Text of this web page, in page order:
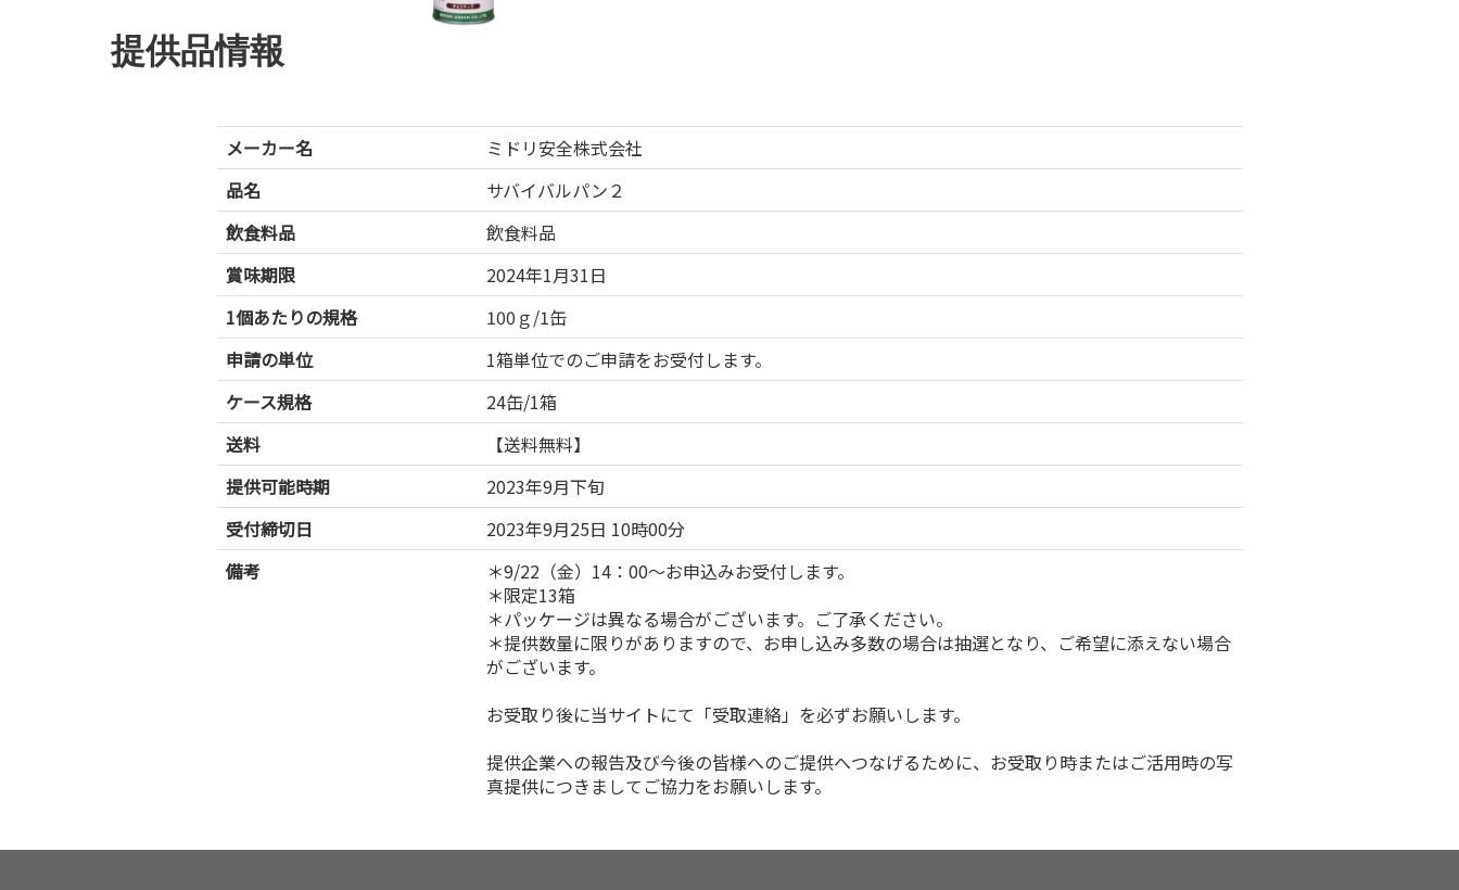
提供品情報
メーカー名
ミドリ安全株式会社
品名
サバイバルパン２
飲食料品
飲食料品
賞味期限
2024年1月31日
1個あたりの規格
100ｇ/1缶
申請の単位
1箱単位でのご申請をお受付します。
ケース規格
24缶/1箱
送料
【送料無料】
提供可能時期
2023年9月下旬
受付締切日
2023年9月25日 10時00分
備考
＊9/22（金）14：00～お申込みお受付します。
＊限定13箱
＊パッケージは異なる場合がございます。ご了承ください。
＊提供数量に限りがありますので、お申し込み多数の場合は抽選となり、ご希望に添えない場合
がございます。
お受取り後に当サイトにて「受取連絡」を必ずお願いします。
提供企業への報告及び今後の皆様へのご提供へつなげるために、お受取り時またはご活用時の写
真提供につきましてご協力をお願いします。